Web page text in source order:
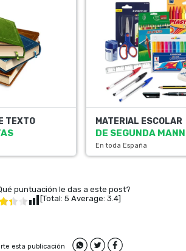
TEXTO MATERIAL ESCOLAR
DE SEGUNDA
En toda España
puntuación le das a este post?
[Total: 5 Average: 3.4]
esta publicación